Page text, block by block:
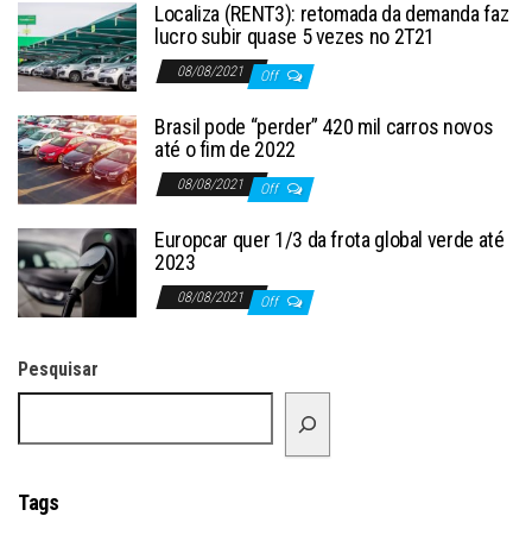
Localiza (RENT3): retomada da demanda faz
lucro subir quase 5 vezes no 2T21
08/08/2021 Off
Brasil pode “perder” 420 mil carros novos
até o fim de 2022
08/08/2021 Off
Europcar quer 1/3 da frota global verde até
2023
08/08/2021 Off
Pesquisar
Tags